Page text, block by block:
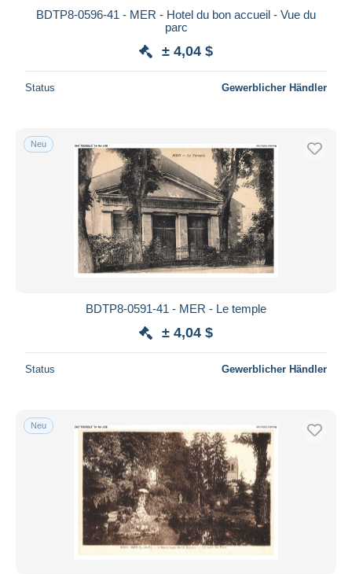
BDTP8-0596-41 - MER - Hotel du bon accueil - Vue du
parc
± 4,04 $
Status Gewerblicher Händler
Neu
BDTP8-0591-41 - MER - Le temple
± 4,04 $
Status Gewerblicher Händler
Neu